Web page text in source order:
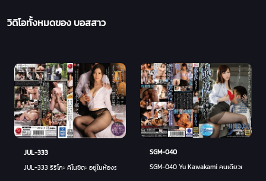
วิดิโอทั้งหมดของ บอสสาว
JUL-333
JUL-333 ริริโกะ คิโนชิตะ อยู่ในห้องร่วมกับเจ้านายของเธอที่ใฝ่ฝันหาโรงแรมธุรกิจเพื่อเดินทาง
SGM-040
SGM-040 Yu Kawakami คนเดียวกับเจ้า